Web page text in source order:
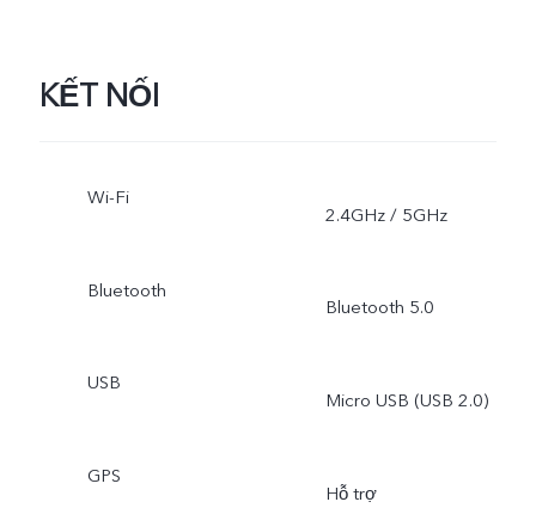
KẾT NỐI
Wi-Fi
2.4GHz / 5GHz
Bluetooth
Bluetooth 5.0
USB
Micro USB (USB 2.0)
GPS
Hỗ trợ